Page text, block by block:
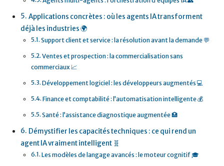
Applications concrètes : où les agents IA transforment
déjà les industries 🌍
Support client et service : la résolution avant la demande 💬
Ventes et prospection : la commercialisation sans
commerciaux 📈
Développement logiciel : les développeurs augmentés 💻
Finance et comptabilité : l’automatisation intelligente 💰
Santé : l’assistance diagnostique augmentée 🏥
Démystifier les capacités techniques : ce qui rend un
agent IA vraiment intelligent 🧬
Les modèles de langage avancés : le moteur cognitif 🎓